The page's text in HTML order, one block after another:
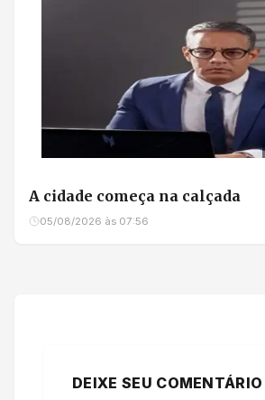
A cidade começa na calçada
05/08/2026 às 07:56
DEIXE SEU COMENTÁRIO